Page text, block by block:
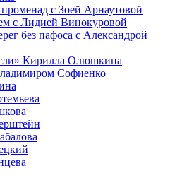
с Зоей Арнаутовой
с Лидией Винокуровой
без пафоса с Александрой
Кирилла Олюшкина
Софиенко